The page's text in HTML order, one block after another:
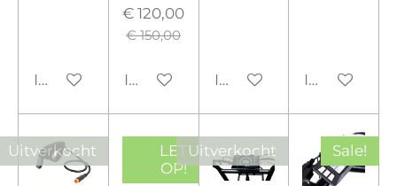
In winkelwagen
€ 120,00
€ 150,00
In winkelwagenIn winkelwagen
In
Uitverkocht
LET
OP!
Uitverkocht Sale!